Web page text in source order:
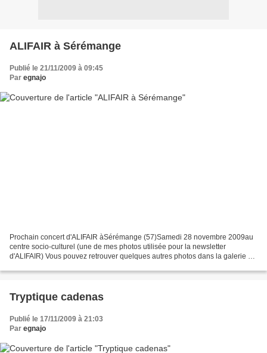
ALIFAIR à Sérémange
Publié le 21/11/2009 à 09:45
Par egnajo
Prochain concert d'ALIFAIR àSérémange (57)Samedi 28 novembre 2009au
centre socio-culturel (une de mes photos utilisée pour la newsletter
d'ALIFAIR) Vous pouvez retrouver quelques autres photos dans la galerie du
Tryptique cadenas
Publié le 17/11/2009 à 21:03
Par egnajo